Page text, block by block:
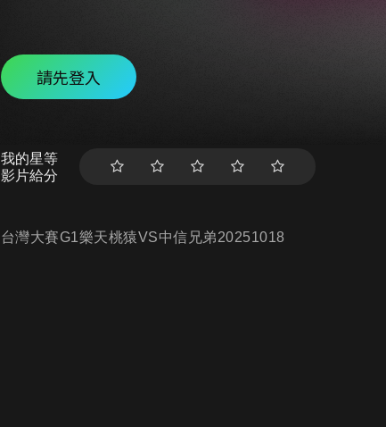
請先登入
我的星等
影片給分
台灣大賽G1樂天桃猿VS中信兄弟20251018